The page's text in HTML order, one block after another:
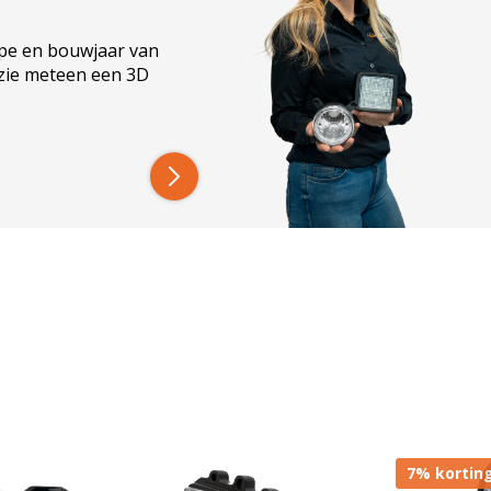
werklamp dakrand John Deere bij
onze beoordelingen op
Trusted Shops
(4,7/5)
tegen een scherpe prijs. De lamp is perfect
terwijl je profiteert van een forse
Daarnaast zijn de lampen voorzien
leveren voor een scherpe prijs.
en bouwjaar van
meteen een 3D
7%